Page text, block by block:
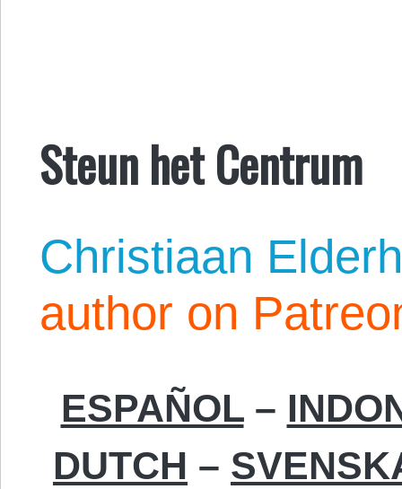
Steun het Centrum
Christiaan
author on
ESPAÑOL–
DUTCH –